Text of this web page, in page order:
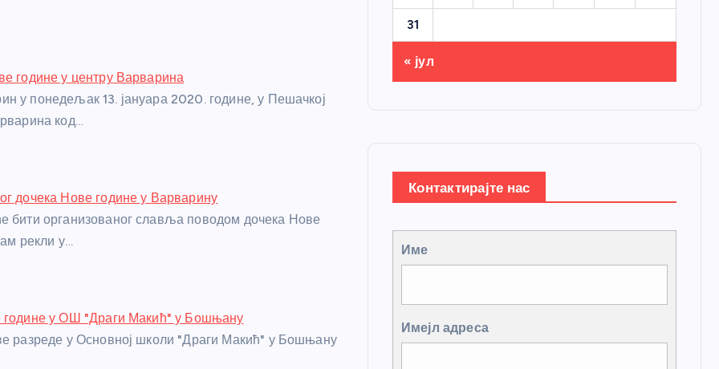
године у центру Варварина
у понедељак 13. јануара 2020. године, у Пешачкој
код…
дочека Нове године у Варварину
бити организованог славља поводом дочека Нове
рекли у…
године у ОШ "Драги Макић" у Бошњану
разреде у Основној школи "Драги Макић" у Бошњану
31
« јул
Контактирајте нас
Име
Имејл адреса